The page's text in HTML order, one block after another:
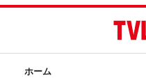
ホーム